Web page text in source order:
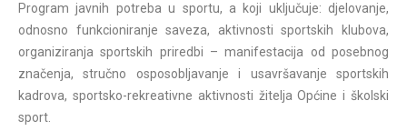
Program javnih potreba u sportu, a koji uključuje: djelovanje,
odnosno funkcioniranje saveza, aktivnosti sportskih klubova,
organiziranja sportskih priredbi – manifestacija od posebnog
značenja, stručno osposobljavanje i usavršavanje sportskih
kadrova, sportsko-rekreativne aktivnosti žitelja Općine i školski
sport.